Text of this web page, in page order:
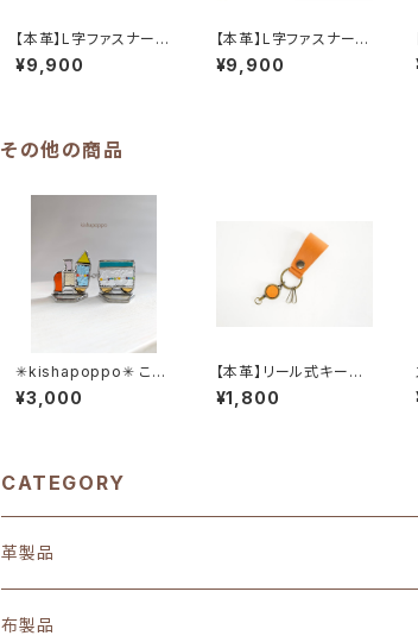
【本革】L字ファスナーウ
ォレット《受注生産》
¥9,900
【本革】L字ファスナーウ
ォレット ーnaturalー
《受注生産》
¥9,900
その他の商品
✳︎kishapoppo✳︎ こび
との街－びとろたうん
ー≪受注生産≫
¥3,000
【本革】リール式キーホ
ルダー＊nobi-ru＊ *
**(ご希望で刻印入り)*
¥1,800
CATEGORY
革製品
布製品